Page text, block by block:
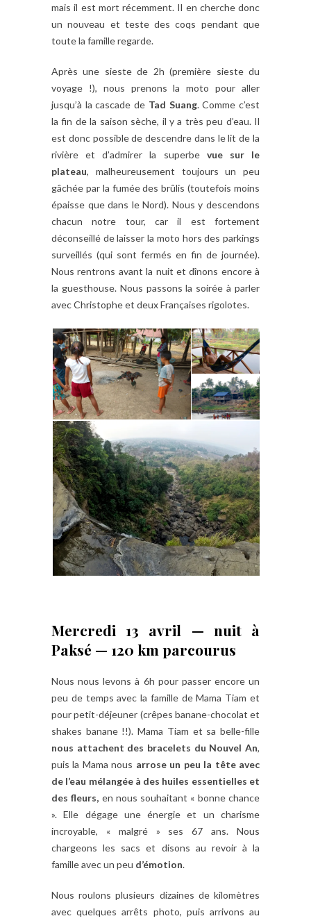
mais il est mort récemment. Il en cherche donc
un nouveau et teste des coqs pendant que
toute la famille regarde.
Après une sieste de 2h (première sieste du
voyage !), nous prenons la moto pour aller
jusqu’à la cascade de Tad Suang. Comme c’est
la fin de la saison sèche, il y a très peu d’eau. Il
est donc possible de descendre dans le lit de la
rivière et d’admirer la superbe vue sur le
plateau, malheureusement toujours un peu
gâchée par la fumée des brûlis (toutefois moins
épaisse que dans le Nord). Nous y descendons
chacun notre tour, car il est fortement
déconseillé de laisser la moto hors des parkings
surveillés (qui sont fermés en fin de journée).
Nous rentrons avant la nuit et dînons encore à
la guesthouse. Nous passons la soirée à parler
avec Christophe et deux Françaises rigolotes.
Mercredi 13 avril — nuit à
Paksé — 120 km parcourus
Nous nous levons à 6h pour passer encore un
peu de temps avec la famille de Mama Tiam et
pour petit-déjeuner (crêpes banane-chocolat et
shakes banane !!). Mama Tiam et sa belle-fille
nous attachent des bracelets du Nouvel An,
puis la Mama nous arrose un peu la tête avec
de l’eau mélangée à des huiles essentielles et
des fleurs, en nous souhaitant « bonne chance
». Elle dégage une énergie et un charisme
incroyable, « malgré » ses 67 ans. Nous
chargeons les sacs et disons au revoir à la
famille avec un peu d’émotion.
Nous roulons plusieurs dizaines de kilomètres
avec quelques arrêts photo, puis arrivons au